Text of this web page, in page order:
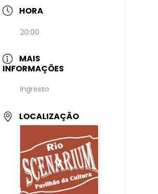
HORA
20:00
MAIS
INFORMAÇÕES
Ingresso
LOCALIZAÇÃO